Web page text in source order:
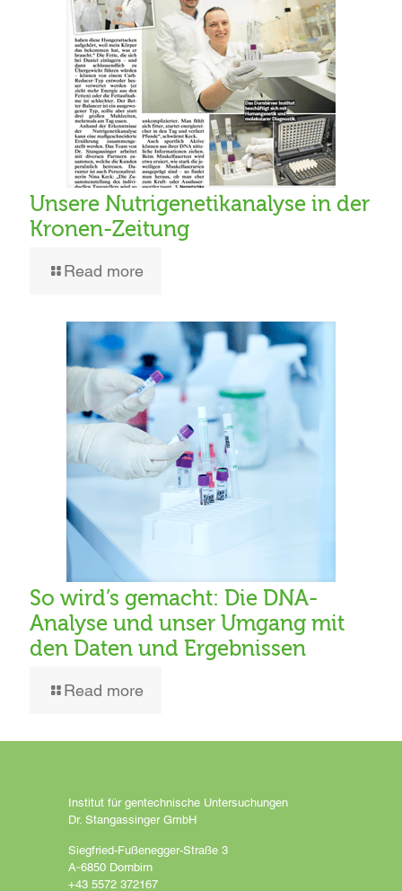
Unsere Nutrigenetikanalyse in der
Kronen-Zeitung
Read more
So wird’s gemacht: Die DNA-
Analyse und unser Umgang mit
den Daten und Ergebnissen
Read more
Institut für gentechnische Untersuchungen
Dr. Stangassinger GmbH
Siegfried-Fußeneg­ger-Straße 3
A‑6850 Dornbirn
+43 5572 372167